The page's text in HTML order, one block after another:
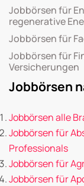
Jobbörsen für
regenerative
Jobbörsen für
Jobbörsen für
Versicherungen
Jobbörsen
Jobbörsen alle
Jobbörsen für
Professionals
Jobbörsen für
Jobbörsen für